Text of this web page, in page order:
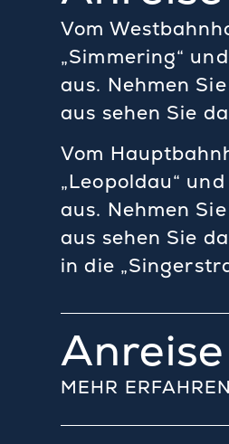
Vom
„Simmering“
aus. Nehmen
aus sehen Sie
Vom
„Leopoldau“
aus. Nehmen
aus sehen Sie
in die
MEHR ERFAHREN